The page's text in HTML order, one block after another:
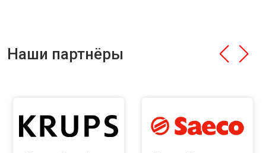
Наши партнёры